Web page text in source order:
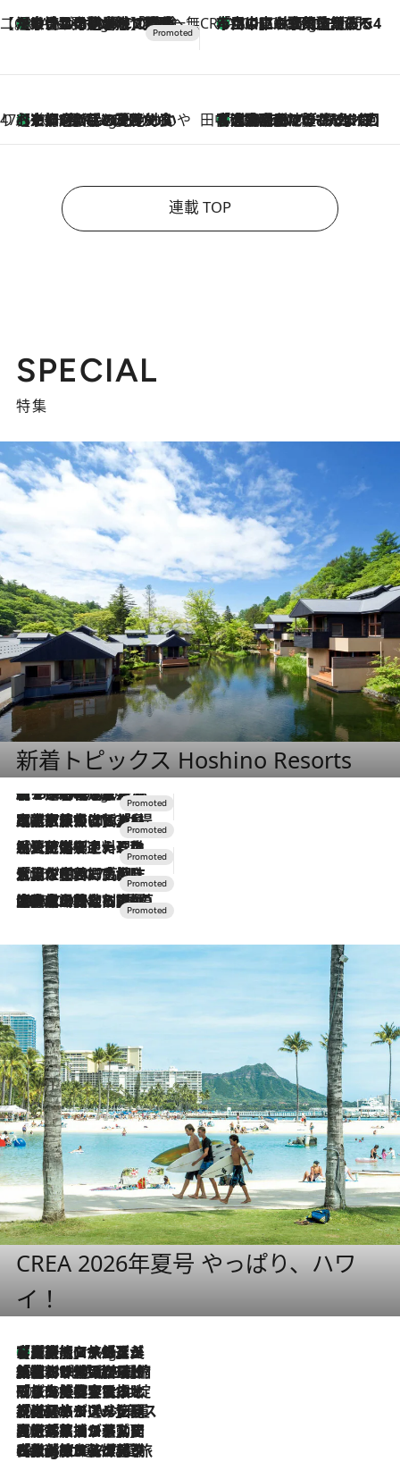
【CREA×星野リゾート】唯一無二。癒しと発見が待つ場所へ
8 Hours Ago
【トンボの足水浴】ヒノキの香りに包まれて涼感マックス！約13℃の湧水かけ流しを避暑地「星野温泉 トンボの湯」で体験 CREA'S CHOICE
10 Hours Ago
「立川にも歌舞伎があるんだよ」 片岡仁左衛門・市川中車ら豪華座組みで4年目の立川立飛歌舞伎へ
47都道府県の手みやげ ひんやりスイーツで夏を満喫
10 Hours Ago
【京都府】この夏絶対食べたい 冷やしておいしいおやつ3選 ひと口目から心を掴む新緑のテリーヌ 田中稲の勝手に再ブーム
2026.8.7
「湘南乃風に憧れて」観客大盛上がりの“タオル回し”に、ラッパー顔負けの高速歌唱まで…さだまさし（74）のアグレッシブすぎる現在地
連載 TOP
SPECIAL
特集
新着トピックス Hoshino Resorts
8 Hours Ago
【トンボの足水浴】ヒノキの香りに包まれて涼感マックス！約13℃の湧水かけ流しを避暑地「星野温泉 トンボの湯」で体験
2026.7.31
【ホテル帰省】という選択肢をOMOが提案。家族とほどよい距離を保つには「昼は実家、夜は気兼ねなくホテルで！」
2026.7.24
【夏限定ディナーコース】旬を迎える稚鮎や花ズッキーニなどをイタリア・トスカーナの郷土料理の手法で満喫！
2026.7.17
「土佐和ハーブかき氷」がOMO7高知に登場！生姜、山椒、大葉など目にも舌にも涼を呼ぶ郷土の味
2026.7.10
NEW OPEN！【界 草津】名湯の地に誕生。趣の異なる2種の温泉と上州ならではの会席・蕎麦割烹など美食を味わう究極の癒やし旅
CREA 2026年夏号 やっぱり、ハワ
イ！
10 Hours Ago
【厳選旅コスメ】「多機能アイテムがメイン！」旅好き美容エディターが選んだ夏旅ベストコスメを発表【Mサイズジップ】
2026.8.6
「荷物が増えるほど旅ストレスは増す」美容ジャーナリストがたどり着いた最終結論。“化粧品を劇的に減らす”感動の凝縮美容とは
2026.8.6
「旅先には金髪ウィッグを持参」日本と同じメイクでは損してる!? 美容ジャーナリストが提案する“掟破りの旅美容”とは
2026.8.6
【厳選旅コスメ】「身軽さ＆UV対策重視！」ヘアアーティストshucoが選んだ夏旅ベストコスメを発表【Mサイズジップ】
2026.8.5
【厳選旅コスメ】国内をあちこち移動する河井菜摘が選んだ夏旅ベストコスメ発表！「リラックスアイテムはマスト」【Mサイズジップ】
2026.8.4
【厳選旅コスメ】「紫外線＆乾燥対策しながらメイク感も！」ヘア＆メイクGeorgeが選んだ夏旅ベストコスメを発表！【Mサイズジップ】